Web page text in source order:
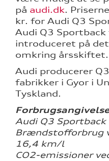
på audi.dk.
kr. for Audi Q3
Audi Q3
introduceret på
omkring årsskiftet.
Audi producerer
fabrikker i Gyor i
Tyskland.
Audi Q3
Brændstofforbrug
16,4 km/l
CO2-emissioner